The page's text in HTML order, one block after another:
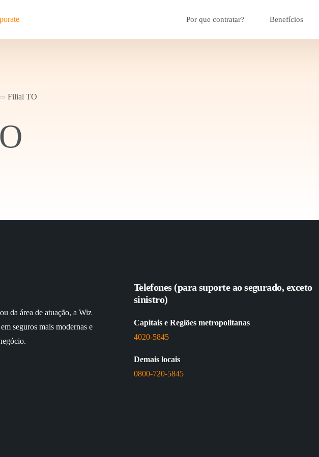
Por que contratar? Benefícios
Filial TO
da área de atuação, a Wiz
seguros mais modernas e
Telefones (para suporte ao segurado, exceto
sinistro)
Capitais e Regiões metropolitanas
4020-5845
Demais locais
0800-720-5845